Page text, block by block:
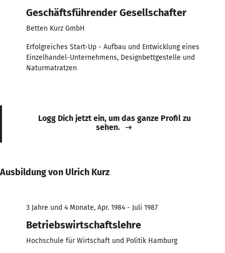
Geschäftsführender Gesellschafter
Betten Kurz GmbH
Erfolgreiches Start-Up - Aufbau und Entwicklung eines
Einzelhandel-Unternehmens, Designbettgestelle und
Naturmatratzen
Logg Dich jetzt ein, um das ganze Profil zu
sehen.
Ausbildung von Ulrich Kurz
3 Jahre und 4 Monate, Apr. 1984 - Juli 1987
Betriebswirtschaftslehre
Hochschule für Wirtschaft und Politik Hamburg